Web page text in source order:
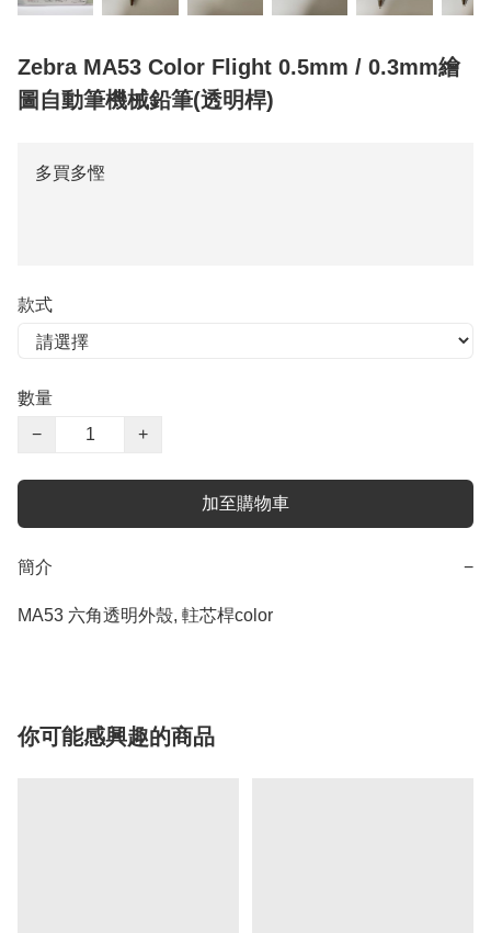
Zebra MA53 Color Flight 0.5mm / 0.3mm繪
圖自動筆機械鉛筆(透明桿)
多買多慳
款式
數量
−
+
加至購物車
簡介 −
MA53 六角透明外殼, 軴芯桿color
你可能感興趣的商品